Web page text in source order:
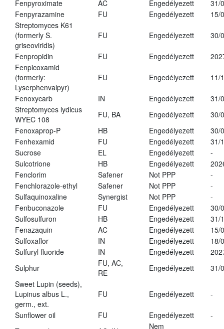
Fenpyroximate
AC Engedélyezett
31/
Fenpyrazamine
FU Engedélyezett
15/
Streptomyces K61
(formerly S.
griseoviridis)
FU Engedélyezett 30/
Fenpropidin FU Engedélyezett
Fenpicoxamid
(formerly:
Lyserphenvalpyr)
FU Engedélyezett 11/
Fenoxycarb IN Engedélyezett
31/
Streptomyces lydicus
WYEC 108
FU, BA Engedélyezett
30/
Fenoxaprop-P
HB Engedélyezett
30/
Fenhexamid
FU Engedélyezett
31/
Sucrose
EL Engedélyezett
-
Sulcotrione
HB Engedélyezett
Fenclorim
Safener Not PPP
-
Fenchlorazole-ethyl
Safener Not PPP
-
Sulfaquinoxaline
Synergist Not PPP
-
Fenbuconazole
FU Engedélyezett
30/
Sulfosulfuron
HB Engedélyezett
31/
Fenazaquin
AC Engedélyezett
15/
Sulfoxaflor
IN Engedélyezett
18/
Sulfuryl fluoride
IN Engedélyezett
Sulphur
FU, AC,
RE
Engedélyezett
31/
Sweet Lupin (seeds),
Lupinus albus L.,
germ., ext.
FU Engedélyezett -
Sunflower oil FU Engedélyezett
-
Nem